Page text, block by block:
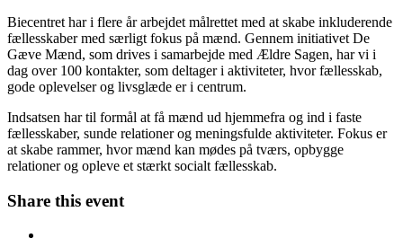
Biecentret har i flere år arbejdet målrettet med at skabe inkluderende
fællesskaber med særligt fokus på mænd. Gennem initiativet De
Gæve Mænd, som drives i samarbejde med Ældre Sagen, har vi i
dag over 100 kontakter, som deltager i aktiviteter, hvor fællesskab,
gode oplevelser og livsglæde er i centrum.
Indsatsen har til formål at få mænd ud hjemmefra og ind i faste
fællesskaber, sunde relationer og meningsfulde aktiviteter. Fokus er
at skabe rammer, hvor mænd kan mødes på tværs, opbygge
relationer og opleve et stærkt socialt fællesskab.
Share this event